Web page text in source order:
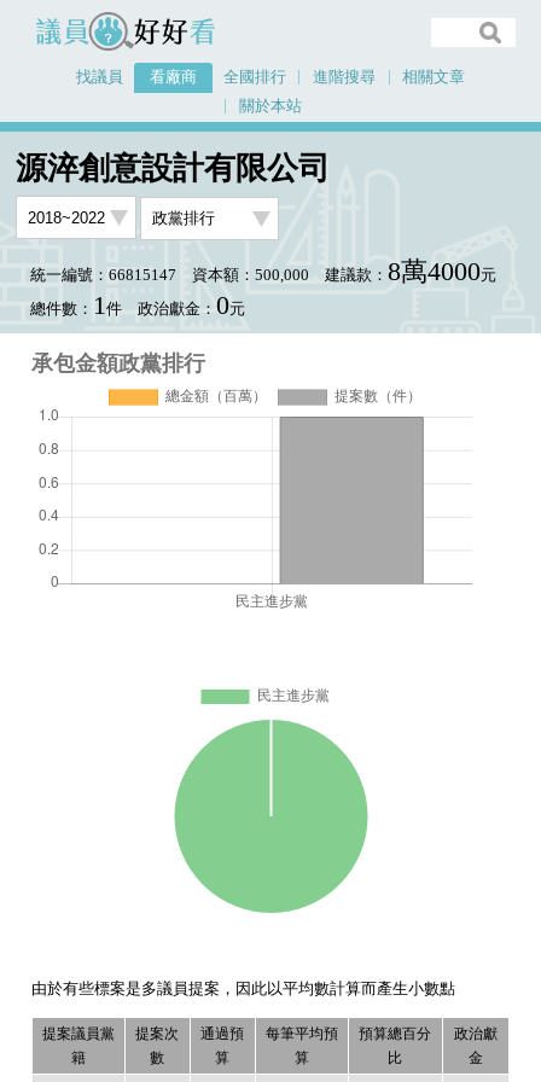
議員好好看
找議員 看廠商 全國排行 進階搜尋
相關文章
關於本站
源淬創意設計有限公司
統一編號：66815147 資本額：500,000 建議款： 8萬4000元
總件數： 1件 政治獻金： 0元
承包金額政黨排行
由於有些標案是多議員提案，因此以平均數計算而產生小數點
提案議員黨
籍
提案次
數
通過預
算
每筆平均預
算
預算總百分
比
政治獻
金